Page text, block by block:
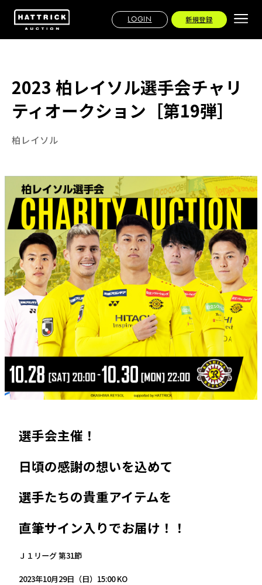
LOGIN 新規登録
2023 柏レイソル選手会チャリ
ティオークション［第19弾］
柏レイソル
選手会主催！
日頃の感謝の想いを込めて
選手たちの貴重アイテムを
直筆サイン入りでお届け！！
Ｊ１リーグ 第31節
2023年10月29日（日）15:00 KO